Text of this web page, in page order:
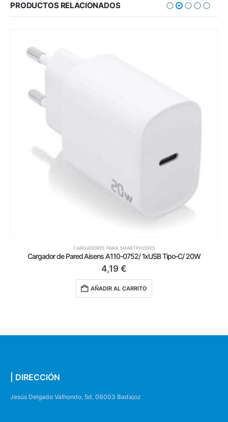
PRODUCTOS RELACIONADOS
CARGADORES PARA SMARTPHONES
Cargador de Pared Aisens A110-0752/ 1xUSB Tipo-C/ 20W
4,19 €
AÑADIR AL CARRITO
| DIRECCIÓN
Jesús Delgado Valhondo, 5d, 06003 Badajoz